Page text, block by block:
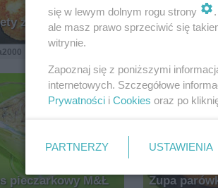
ziemniaczane wg
M&Ł
Szynka
pieczarkowy M&Ł Zupa
się w lewym dolnym rogu strony
ale masz prawo sprzeciwić się
witrynie.
Zapoznaj się z poniższymi
internetowych. Szczegółowe
Prywatności i Cookies oraz po
PARTNERZY USTAWIENIA